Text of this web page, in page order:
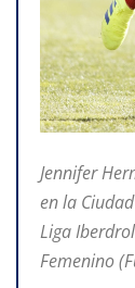
Jennifer
en la
Liga
Femenino